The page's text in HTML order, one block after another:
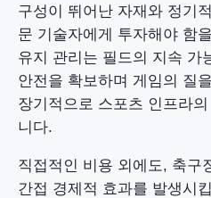
구성이 뛰어난 자재와 정기
문 기술자에게 투자해야 함
유지 관리는 필드의 지속 가
안전을 확보하며 게임의 질
장기적으로 스포츠 인프라
니다.
직접적인 비용 외에도, 축구
간접 경제적 효과를 발생시